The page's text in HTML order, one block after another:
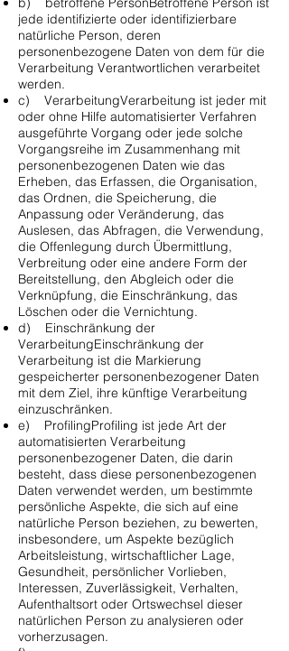
jede identifizierte oder identifizierbare
natürliche Person, deren
personenbezogene Daten von dem für die
Verarbeitung Verantwortlichen verarbeitet
werden.
c) VerarbeitungVerarbeitung ist jeder mit
oder ohne Hilfe automatisierter Verfahren
ausgeführte Vorgang oder jede solche
Vorgangsreihe im Zusammenhang mit
personenbezogenen Daten wie das
Erheben, das Erfassen, die Organisation,
das Ordnen, die Speicherung, die
Anpassung oder Veränderung, das
Auslesen, das Abfragen, die Verwendung,
die Offenlegung durch Übermittlung,
Verbreitung oder eine andere Form der
Bereitstellung, den Abgleich oder die
Verknüpfung, die Einschränkung, das
Löschen oder die Vernichtung.
d) Einschränkung der
VerarbeitungEinschränkung der
Verarbeitung ist die Markierung
gespeicherter personenbezogener Daten
mit dem Ziel, ihre künftige Verarbeitung
einzuschränken.
e) ProfilingProfiling ist jede Art der
automatisierten Verarbeitung
personenbezogener Daten, die darin
besteht, dass diese personenbezogenen
Daten verwendet werden, um bestimmte
persönliche Aspekte, die sich auf eine
natürliche Person beziehen, zu bewerten,
insbesondere, um Aspekte bezüglich
Arbeitsleistung, wirtschaftlicher Lage,
Gesundheit, persönlicher Vorlieben,
Interessen, Zuverlässigkeit, Verhalten,
Aufenthaltsort oder Ortswechsel dieser
natürlichen Person zu analysieren oder
vorherzusagen.